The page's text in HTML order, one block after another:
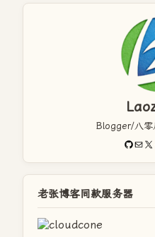
Blogger/八零
GitHub
电子邮件X
老张博客同款服务器